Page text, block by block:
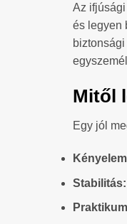
Az
és legyen
Mitől
Egy jól
Stabilitás: